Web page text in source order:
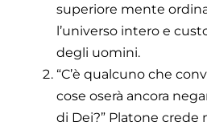
superiore mente
l’universo intero e
degli uomini.
“C’è qualcuno che
cose oserà ancora
di Dei?” Platone crede